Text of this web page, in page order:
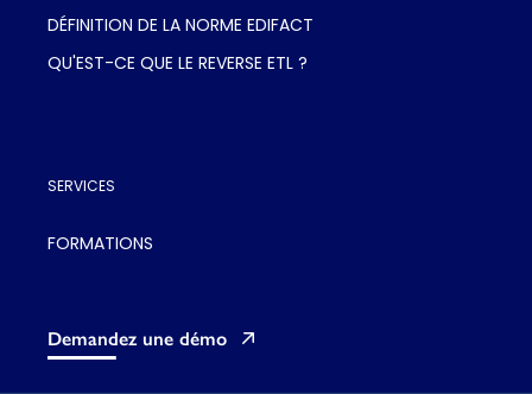
DÉFINITION DE LA NORME EDIFACT
QU'EST-CE QUE LE REVERSE ETL ?
SERVICES
FORMATIONS
Demandez une démo